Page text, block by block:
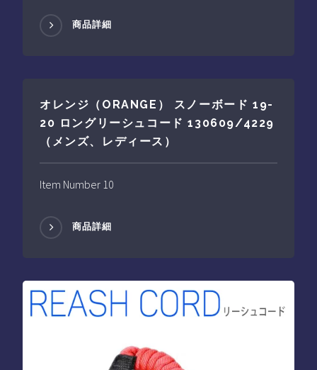
商品詳細
オレンジ（ORANGE） スノーボード 19-
20 ロングリーシュコード 130609/4229
（メンズ、レディース）
Item Number 10
商品詳細